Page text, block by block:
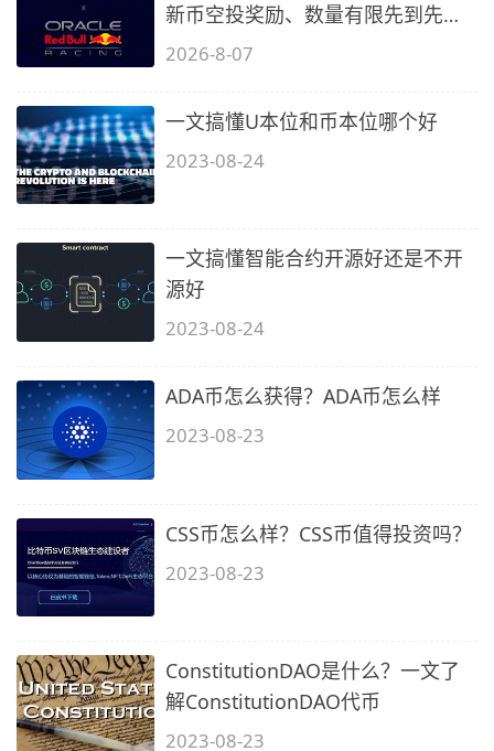
新币空投奖励、数量有限先到先
得…
2026-8-07
一文搞懂U本位和币本位哪个好
2023-08-24
一文搞懂智能合约开源好还是不开
源好
2023-08-24
ADA币怎么获得？ADA币怎么样
2023-08-23
CSS币怎么样？CSS币值得投资吗？
2023-08-23
ConstitutionDAO是什么？一文了
解ConstitutionDAO代币
2023-08-23